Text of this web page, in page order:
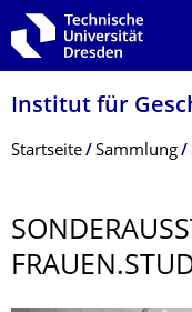
Zur Hauptnavigation
Zur Suche springen
Zum Inhalt springen
Institut für
Breadcrumb-Menü
Startseite Sammlung